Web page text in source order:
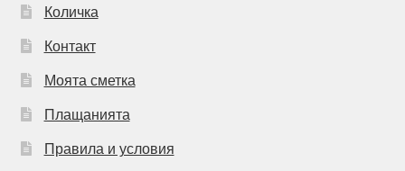
Количка
Контакт
Моята сметка
Плащанията
Правила и условия